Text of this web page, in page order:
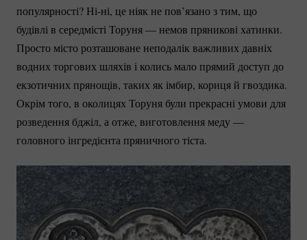
популярності? Ні-ні, це ніяк не пов’язано з тим, що
будівлі в середмісті Торуня — немов пряникові хатинки.
Просто місто розташоване неподалік важливих давніх
водних торгових шляхів і колись мало прямий доступ до
екзотичних прянощів, таких як імбир, кориця й гвоздика.
Окрім того, в околицях Торуня були прекрасні умови для
розведення бджіл, а отже, виготовлення меду —
головного інгредієнта пряничного тіста.